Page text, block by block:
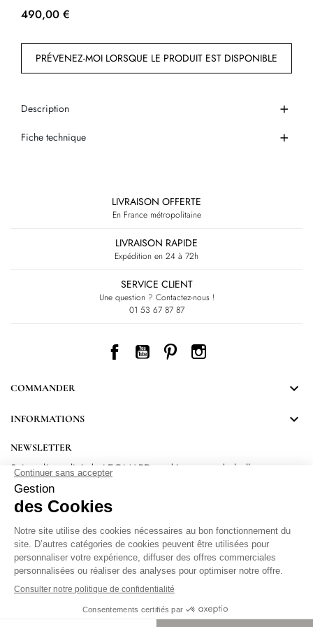
490,00 €
PRÉVENEZ-MOI LORSQUE LE PRODUIT EST DISPONIBLE
Description
Fiche technique
LIVRAISON OFFERTE
En France métropolitaine
LIVRAISON RAPIDE
Expédition en 24 à 72h
SERVICE CLIENT
Une question ? Contactez-nous !
01 53 67 87 87
Facebook
YouTube
PinterestInstagram
COMMANDER 
INFORMATIONS 
NEWSLETTER
Suivez l’actualité de LEONARD et découvrez de belles
surprises.
En vous inscrivant, vous acceptez notre Politique de confidentialité.Protection
des données personnelles.